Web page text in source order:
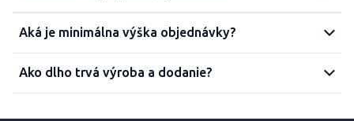
Aká je minimálna výška objednávky?
Ako dlho trvá výroba a dodanie?